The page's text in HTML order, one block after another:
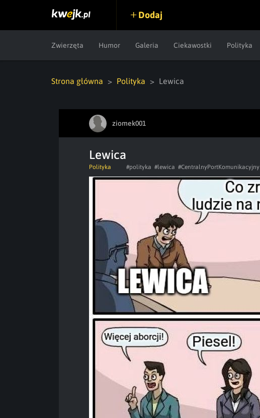
Dodaj
Zwierzęta Humor Galeria Ciekawostki Polityka
Strona główna Polityka Lewica
ziomek001
Lewica
Polityka #polityka #lewica #CentralnyPortKomunikacyjny